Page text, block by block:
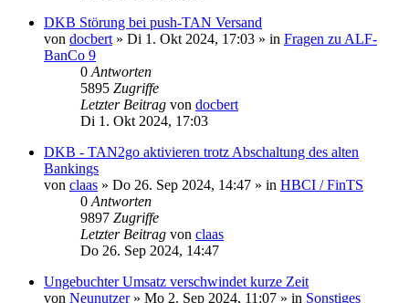
DKB Störung bei push-TAN Versand
von docbert » Di 1. Okt 2024, 17:03 » in Fragen zu ALF-
BanCo 9
0 Antworten
5895 Zugriffe
Letzter Beitrag von docbert
Di 1. Okt 2024, 17:03
DKB - TAN2go aktivieren trotz Abschaltung des alten
Bankings
von claas » Do 26. Sep 2024, 14:47 » in HBCI / FinTS
0 Antworten
9897 Zugriffe
Letzter Beitrag von claas
Do 26. Sep 2024, 14:47
Ungebuchter Umsatz verschwindet kurze Zeit
von Neunutzer» Mo 2. Sep 2024, 11:07 » in Sonstiges